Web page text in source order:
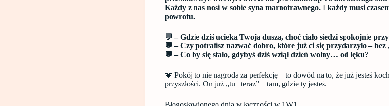
Każdy z nas nosi w sobie syna marnotrawnego. I każdy musi
powrotu.
💬 – Gdzie dziś ucieka Twoja dusza, choć ciało siedzi spokojnie
💬 – Czy potrafisz nazwać dobro, które już ci się przydarzyło – bez
💬 – Co by się stało, gdybyś dziś wziął dzień wolny… od lęku?
💗 Pokój to nie nagroda za perfekcję – to dowód na to, że już jesteś
przyszłości. On już „tu i teraz” – tam, gdzie ty jesteś.
Błogosławionego dnia w łączności w 1W1.